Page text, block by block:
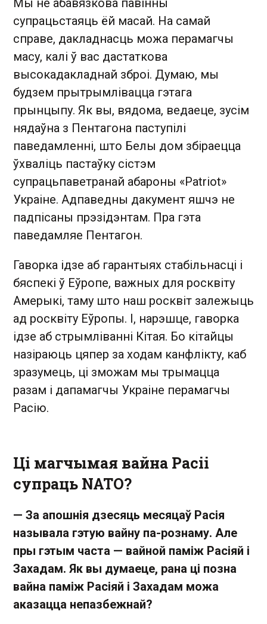
супрацьстаяць ёй масай. На самай
справе, дакладнасць можа перамагчы
масу, калі ў вас дастаткова
высокадакладнай зброі. Думаю, мы
будзем прытрымлівацца гэтага
прынцыпу. Як вы, вядома, ведаеце, зусім
нядаўна з Пентагона паступілі
паведамленні, што Белы дом збіраецца
ўхваліць пастаўку сістэм
супрацьпаветранай абароны «Patriot»
Украіне. Адпаведны дакумент яшчэ не
падпісаны прэзідэнтам. Пра гэта
паведамляе Пентагон.
Гаворка ідзе аб гарантыях стабільнасці і
бяспекі ў Еўропе, важных для росквіту
Амерыкі, таму што наш росквіт залежыць
ад росквіту Еўропы. І, нарэшце, гаворка
ідзе аб стрымліванні Кітая. Бо кітайцы
назіраюць цяпер за ходам канфлікту, каб
зразумець, ці зможам мы трымацца
разам і дапамагчы Украіне перамагчы
Расію.
Ці магчымая вайна Расіі
супраць NATO?
— За апошнія дзесяць месяцаў Расія
называла гэтую вайну па-рознаму. Але
пры гэтым часта — вайной паміж Расіяй і
Захадам. Як вы думаеце, рана ці позна
вайна паміж Расіяй і Захадам можа
аказацца непазбежнай?